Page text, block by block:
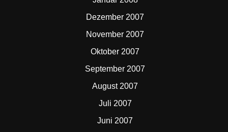
Dezember 2007
November 2007
Oktober 2007
September 2007
August 2007
Juli 2007
Juni 2007